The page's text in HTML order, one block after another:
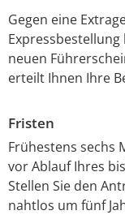
Gegen eine
Expressbestellung
neuen
erteilt Ihnen Ihre
Fristen
Frühestens sechs
vor Ablauf Ihres
Stellen Sie den
nahtlos um fünf